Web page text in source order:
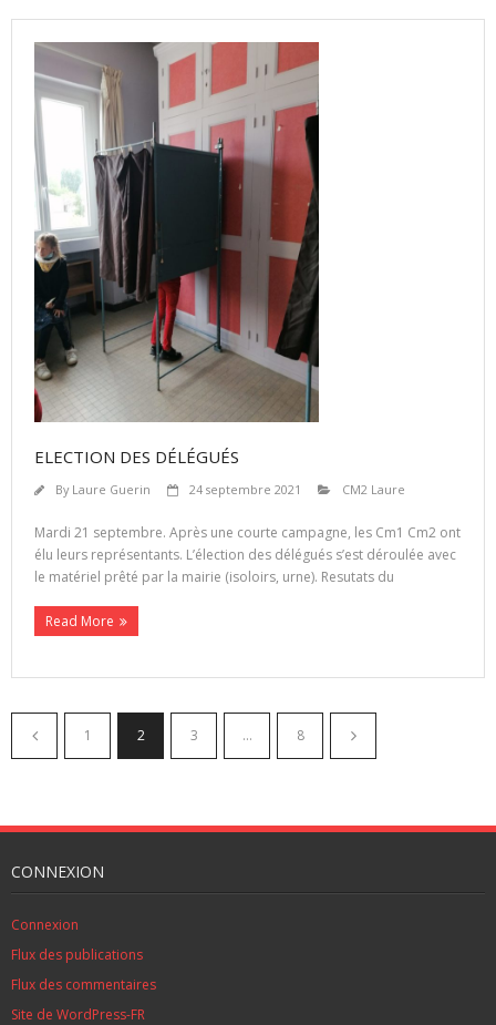
ELECTION DES DÉLÉGUÉS
By Laure Guerin 24 septembre 2021 CM2 Laure
Mardi 21 septembre. Après une courte campagne, les Cm1 Cm2 ont
élu leurs représentants. L’élection des délégués s’est déroulée avec
le matériel prêté par la mairie (isoloirs, urne). Resutats du
Read More
1 2 3 … 8
CONNEXION
Connexion
Flux des publications
Flux des commentaires
Site de WordPress-FR